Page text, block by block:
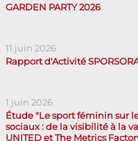
GARDEN PARTY 2026
11 juin 2026
Rapport d'Activité
1 juin 2026
Étude "Le sport féminin sur
sociaux : de la visibilité à la
UNITED et The Metrics